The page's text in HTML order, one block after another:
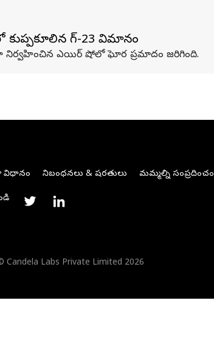
మిగ్-23 విమానం
నిర్వహించిన ఎయిర్ షోలో ఘోర ప్రమాదం జరిగింది.
విధానం నిబంధనలు & షరతులు మమ్మల్ని
Candela Labs Private Limited 2026